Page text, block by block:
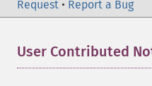
Request • Report a Bug
User Contributed